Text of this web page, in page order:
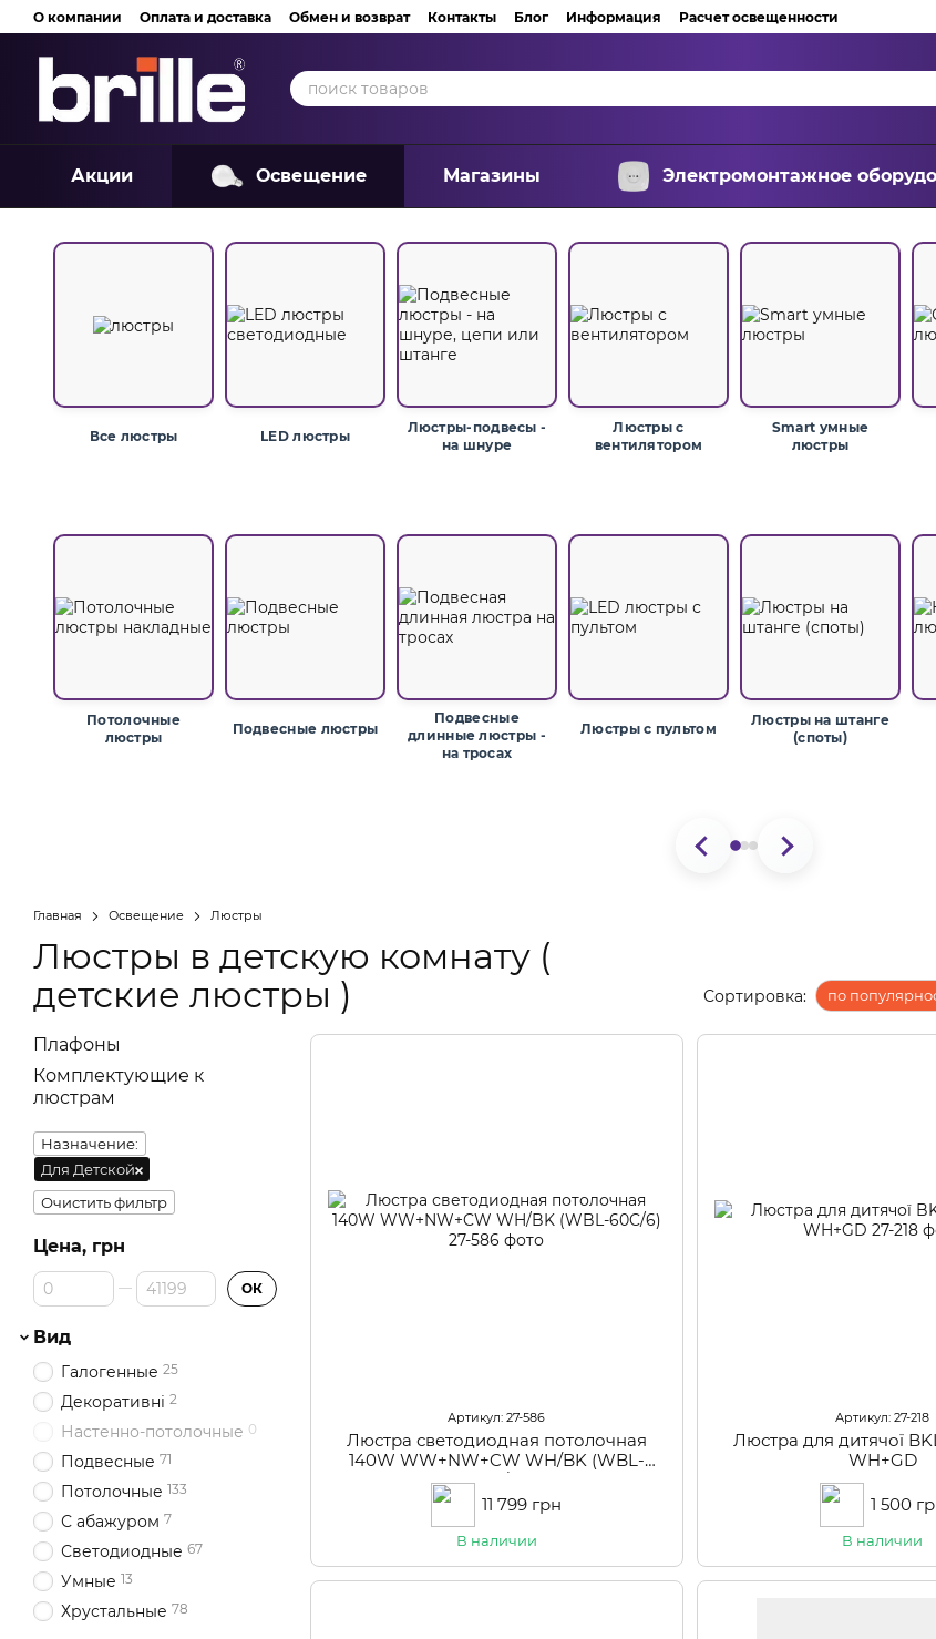
Перейти к основному контенту
О компании Оплата и доставка Обмен и возврат Контакты Блог Информация Расчет освещенности
Акции Освещение Магазины Электромонтажное
Все люстры
Потолочные
люстры
LED люстры
Подвесные люстры
Люстры-подвесы -
на шнуре
Подвесные
длинные люстры -
на тросах
Люстры с
вентилятором
Люстры с пультом
Smart умные
люстры
Люстры на штанге
(споты)
Главная Освещение Люстры
Люстры в детскую комнату (
детские люстры )
Сортировка: по
Артикул: 27-586
Люстра светодиодная потолочная
140W WW+NW+CW WH/BK (WBL-
60C/6)
11 799 грн
В наличии
Артикул: 27-218
Люстра для дитячої
WH+GD
1 500
В наличии
Плафоны
Комплектующие к
люстрам
Назначение:
Для Детской
Очистить фильтр
Цена, грн
От Цена, грн
До Цена, грн ОК
Вид
Галогенные 25
Декоративні 2
Настенно-потолочные 0
Подвесные 71
Потолочные 133
С абажуром 7
Светодиодные 67
Умные 13
Хрустальные 78